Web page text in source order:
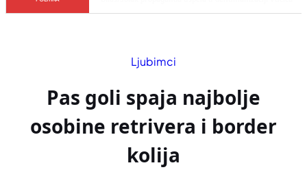
Ljubimci
Pas goli spaja najbolje
osobine retrivera i border
kolija